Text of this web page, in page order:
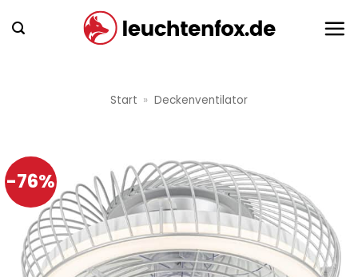
Inhalt
Start » Deckenventilator
-76%